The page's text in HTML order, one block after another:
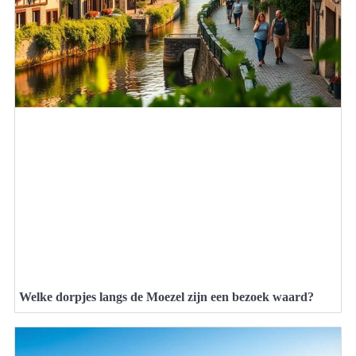
Welke dorpjes langs de Moezel zijn een bezoek waard?